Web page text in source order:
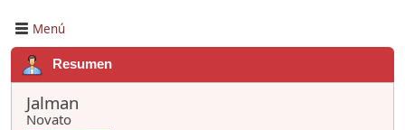
Menú
Resumen
Jalman
Novato